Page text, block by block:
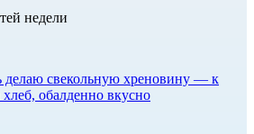
недели
делаю свекольную хреновину — к
обалденно вкусно